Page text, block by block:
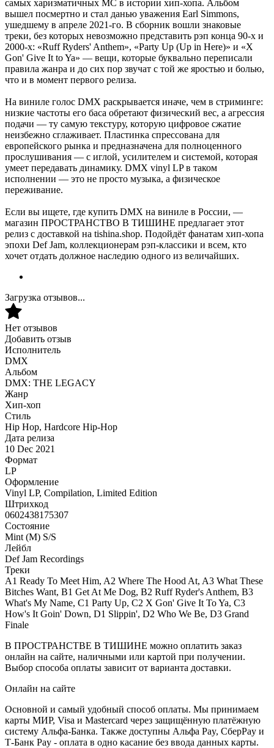
самых харизматичных MC в истории хип-хопа. Альбом
вышел посмертно и стал данью уважения Earl Simmons,
ушедшему в апреле 2021-го. В сборник вошли знаковые
треки, без которых невозможно представить рэп конца 90-х и
2000-х: «Ruff Ryders' Anthem», «Party Up (Up in Here)» и «X
Gon' Give It to Ya» — вещи, которые буквально переписали
правила жанра и до сих пор звучат с той же яростью и болью,
что и в момент первого релиза.
На виниле голос DMX раскрывается иначе, чем в стриминге:
низкие частоты его баса обретают физический вес, а агрессия
подачи — ту самую текстуру, которую цифровое сжатие
неизбежно сглаживает. Пластинка спрессована для
европейского рынка и предназначена для полноценного
прослушивания — с иглой, усилителем и системой, которая
умеет передавать динамику. DMX vinyl LP в таком
исполнении — это не просто музыка, а физическое
переживание.
Если вы ищете, где купить DMX на виниле в России, —
магазин ПРОСТРАНСТВО В ТИШИНЕ предлагает этот
релиз с доставкой на tishina.shop. Подойдёт фанатам хип-хопа
эпохи Def Jam, коллекционерам рэп-классики и всем, кто
хочет отдать должное наследию одного из величайших.
Загрузка отзывов...
Нет отзывов
Добавить отзыв
Исполнитель
DMX
Альбом
DMX: THE LEGACY
Жанр
Хип-хоп
Стиль
Hip Hop, Hardcore Hip-Hop
Дата релиза
10 Dec 2021
Формат
LP
Оформление
Vinyl LP, Compilation, Limited Edition
Штрихкод
0602438175307
Состояние
Mint (M) S/S
Лейбл
Def Jam Recordings
Треки
A1 Ready To Meet Him, A2 Where The Hood At, A3 What These
Bitches Want, B1 Get At Me Dog, B2 Ruff Ryder's Anthem, B3
What's My Name, C1 Party Up, C2 X Gon' Give It To Ya, C3
How's It Goin' Down, D1 Slippin', D2 Who We Be, D3 Grand
Finale
В ПРОСТРАНСТВЕ В ТИШИНЕ можно оплатить заказ
онлайн на сайте, наличными или картой при получении.
Выбор способа оплаты зависит от варианта доставки.
Онлайн на сайте
Основной и самый удобный способ оплаты. Мы принимаем
карты МИР, Visa и Mastercard через защищённую платёжную
систему Альфа-Банка. Также доступны Альфа Pay, СберPay и
Т-Банк Pay - оплата в одно касание без ввода данных карты.